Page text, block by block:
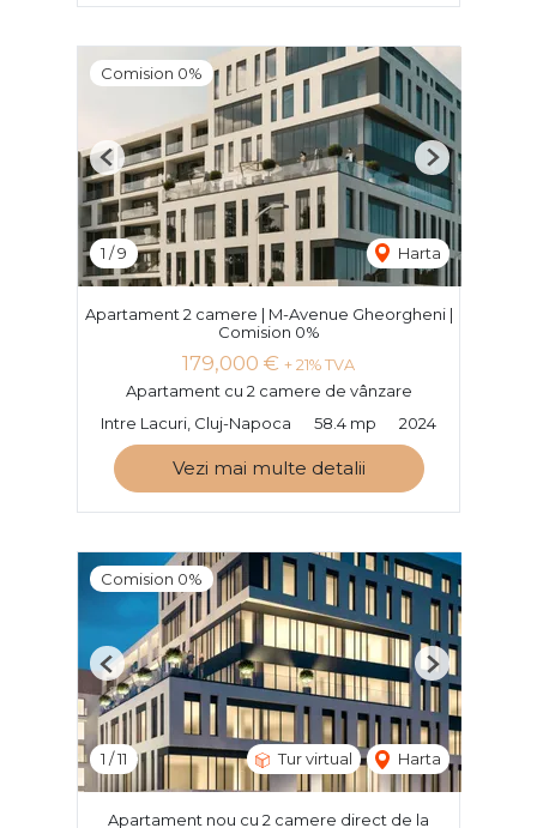
Comision 0%
1 /9 Harta
Previous Next
Apartament 2 camere | M-Avenue Gheorgheni |
Comision 0%
179,000 € + 21% TVA
Apartament cu 2 camere de vânzare
Intre Lacuri, Cluj-Napoca
58.4 mp 2024
Vezi mai multe detalii
Comision 0%
1 /11 Tur virtual Harta
Previous Next
Apartament nou cu 2 camere direct de la